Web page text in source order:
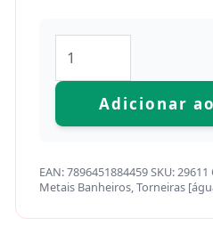
Adicionar
EAN:7896451884459SKU:29611
Metais Banheiros,Torneiras